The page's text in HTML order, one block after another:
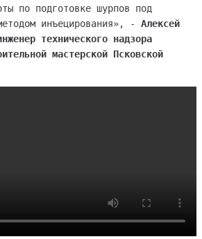
по подготовке шурпов под
инъецирования», -
Алексей
технического надзора
мастерской Псковской